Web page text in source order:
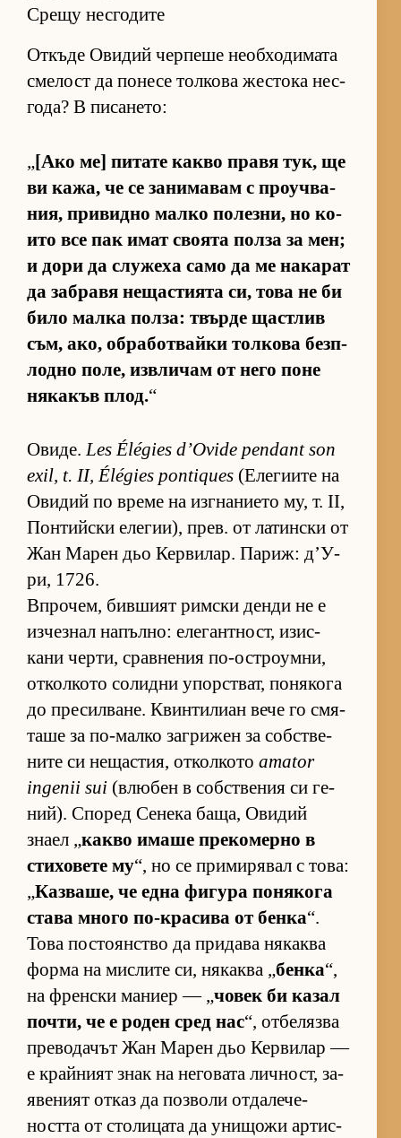
Срещу несгодите
От­къде Ови­дий чер­пеше не­об­хо­ди­мата
сме­лост да по­несе тол­кова жес­тока нес­
го­да? В пи­са­не­то:
„[Ако ме] пи­тате какво правя тук, ще
ви ка­жа, че се за­ни­ма­вам с про­уч­ва­
ния, при­видно малко по­лез­ни, но ко­
ито все пак имат сво­ята полза за мен;
и дори да слу­жеха само да ме на­ка­рат
да заб­равя не­щас­ти­ята си, това не би
било малка пол­за: твърде щас­т­лив
съм, ако, об­ра­бот­вайки тол­кова без­п­
лодно по­ле, из­в­ли­чам от него поне
ня­ка­къв плод.“
Ови­де.Les Élégies d’Ovide pendant son
exil, t. II, Élégies pontiques (Е­ле­ги­ите на
Ови­дий по време на из­г­на­ни­ето му, т. II,
Пон­тийски еле­ги­и), прев. от ла­тин­ски от
Жан Ма­рен дьо Кер­ви­лар. Па­риж: д’У­
ри, 1726.
Впро­чем, бив­шият рим­ски денди не е
из­чез­нал на­пъл­но: еле­ган­т­ност, изис­
кани чер­ти, срав­не­ния по-ос­т­ро­ум­ни,
от­кол­кото со­лидни упор­с­т­ват, по­ня­кога
до пре­сил­ва­не. Квин­ти­лиан вече го смя­
таше за по-малко заг­ри­жен за соб­с­т­ве­
ните си не­щас­тия, от­кол­кото amator
ingenii sui (влю­бен в соб­с­т­ве­ния си ге­
ний). Спо­ред Се­нека ба­ща, Ови­дий
знаел „какво имаше пре­ко­мерно в
сти­хо­вете му“, но се при­ми­ря­вал с то­ва:
„Каз­ва­ше, че една фи­гура по­ня­кога
става много по-кра­сива от бенка“.
Това пос­то­ян­с­тво да при­дава ня­каква
форма на мис­лите си, ня­каква „бенка“,
на френ­ски ма­ниер — „чо­век би ка­зал
поч­ти, че е ро­ден сред нас“, от­бе­лязва
пре­во­да­чът Жан Ма­рен дьо Кер­ви­лар —
е край­ният знак на не­го­вата лич­ност, за­
я­ве­ният от­каз да поз­воли от­да­ле­че­
ността от сто­ли­цата да уни­щожи ар­тис­